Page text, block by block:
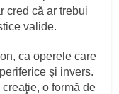
cred că ar trebui
valide.
ca operele care
şi invers.
o formă de